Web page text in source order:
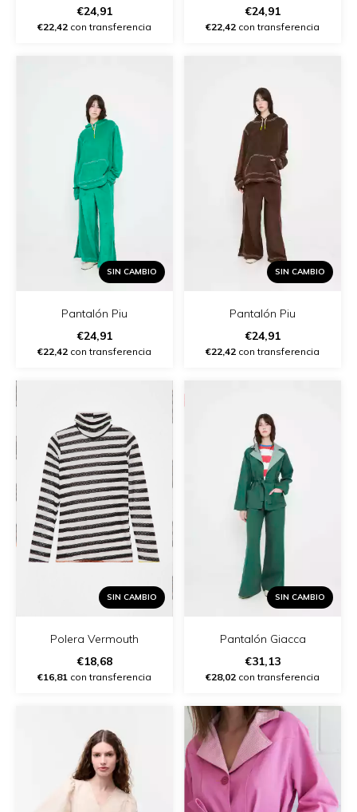
€24,91
€22,42 con transferencia
€24,91
€22,42 con transferencia
SIN CAMBIO
Pantalón Piu
€24,91
€22,42 con transferencia
SIN CAMBIO
Pantalón Piu
€24,91
€22,42 con transferencia
SIN CAMBIO
Polera Vermouth
€18,68
€16,81 con transferencia
SIN CAMBIO
Pantalón Giacca
€31,13
€28,02 con transferencia